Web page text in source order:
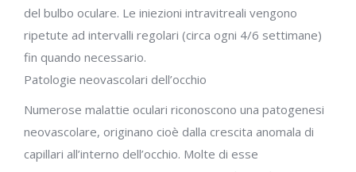
del bulbo oculare. Le iniezioni intravitreali vengono
ripetute ad intervalli regolari (circa ogni 4/6 settimane)
fin quando necessario.
Patologie neovascolari dell’occhio
Numerose malattie oculari riconoscono una patogenesi
neovascolare, originano cioè dalla crescita anomala di
capillari all’interno dell’occhio. Molte di esse